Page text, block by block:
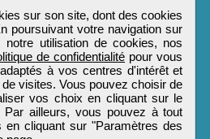
sur son site, dont des cookies
poursuivant votre navigation sur
utilisation de cookies, nos
de confidentialité pour vous
à vos centres d'intérêt et
visites. Vous pouvez choisir de
vos choix en cliquant sur le
Par ailleurs, vous pouvez à tout
en cliquant sur "Paramètres des